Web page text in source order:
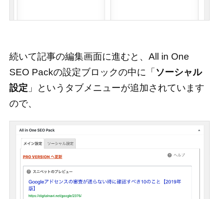
続いて記事の編集画面に進むと、All in One
SEO Packの設定ブロックの中に「 ソーシャル
設定 」というタブメニューが追加されています
ので、